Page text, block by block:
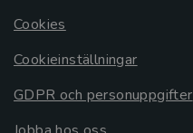
Cookies
Cookieinställningar
GDPR och personuppgifter